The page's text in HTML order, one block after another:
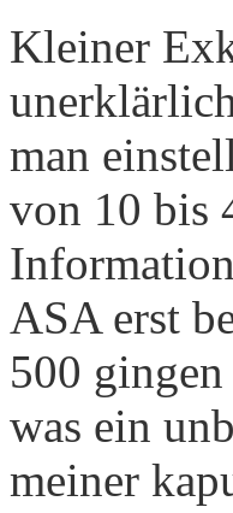
Kleiner
man
von 10 bis
ASA erst
500
was ein
meiner